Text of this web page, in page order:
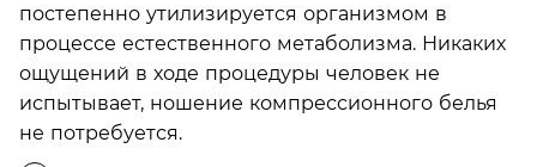
постепенно утилизируется организмом в
процессе естественного метаболизма. Никаких
ощущений в ходе процедуры человек не
испытывает, ношение компрессионного белья
не потребуется.